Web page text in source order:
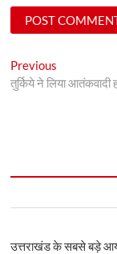
Post
navigation
Previous
post:
तुर्किये ने लिया
उत्तराखंड के सबसे बड़े